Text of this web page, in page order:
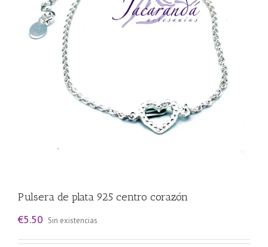
Pulsera de plata 925 centro corazón
€5.50 Sin existencias